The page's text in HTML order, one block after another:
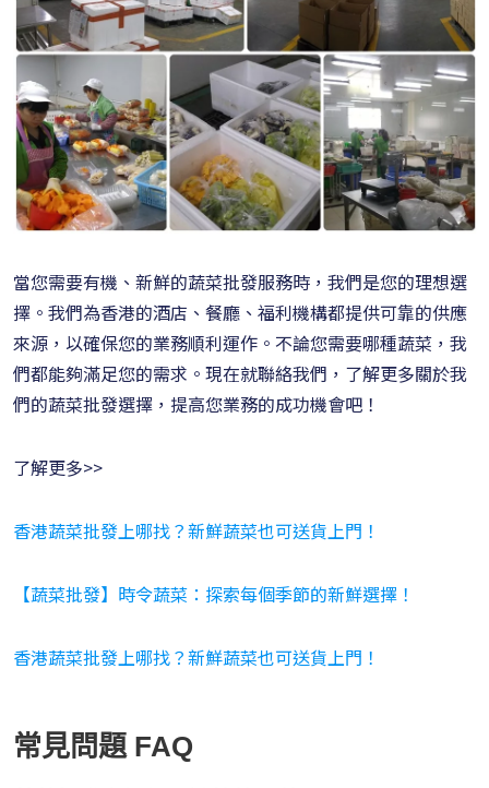
當您需要有機、新鮮的蔬菜批發服務時，我們是您的理想選
擇。我們為香港的酒店、餐廳、福利機構都提供可靠的供應
來源，以確保您的業務順利運作。不論您需要哪種蔬菜，我
們都能夠滿足您的需求。現在就聯絡我們，了解更多關於我
們的蔬菜批發選擇，提高您業務的成功機會吧！
了解更多>>
香港蔬菜批發上哪找？新鮮蔬菜也可送貨上門！
【蔬菜批發】時令蔬菜：探索每個季節的新鮮選擇！
香港蔬菜批發上哪找？新鮮蔬菜也可送貨上門！
常見問題 FAQ